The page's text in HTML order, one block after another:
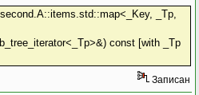
_Tp,
const [with _Tp
Записан